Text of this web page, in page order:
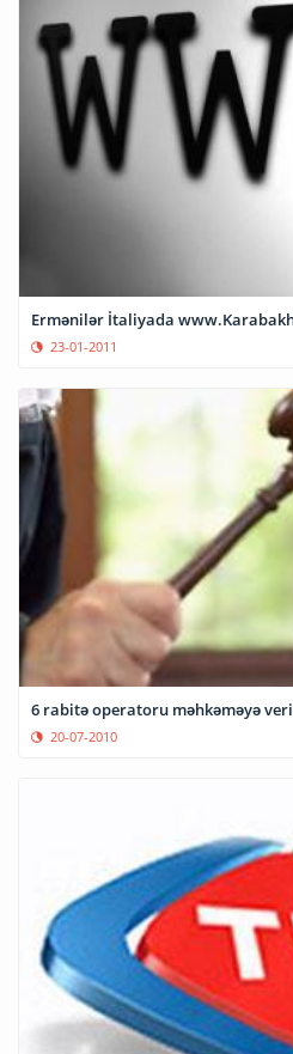
Ermənilər İtaliyada
23-01-2011
6 rabitə operatoru məhkəməyə
20-07-2010